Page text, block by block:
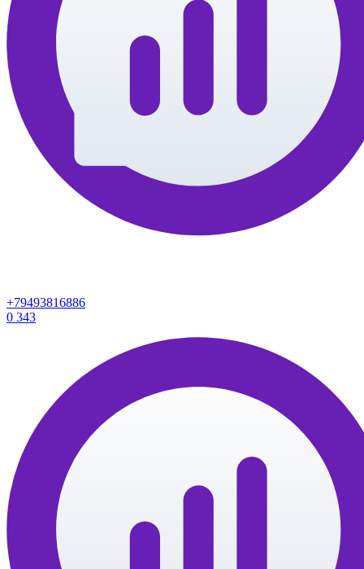
+79493816886
0 343